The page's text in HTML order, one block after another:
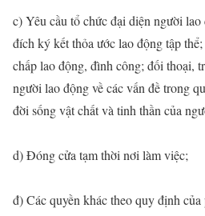
c) Yêu cầu tổ chức đại diện người
đích ký kết thỏa ước lao động tập
chấp lao động, đình công; đối thoại,
người lao động về các vấn đề trong
đời sống vật chất và tinh thần của
d) Đóng cửa tạm thời nơi làm việc;
đ) Các quyền khác theo quy định của